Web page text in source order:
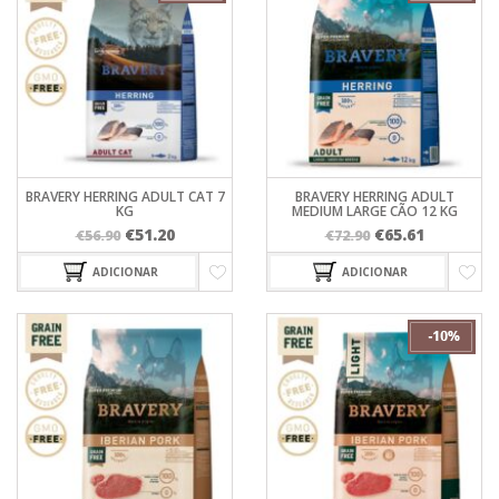
BRAVERY HERRING ADULT CAT 7
KG
€56.90 O
preço
original
€56.90.
€51.20O
preço
atual
€51.20.
ADICIONAR
BRAVERY HERRING ADULT
MEDIUM LARGE CÃO 12 KG
€72.90 O
preço
original
€72.90.
€65.61O
preço
atual
€65.61.
ADICIONAR